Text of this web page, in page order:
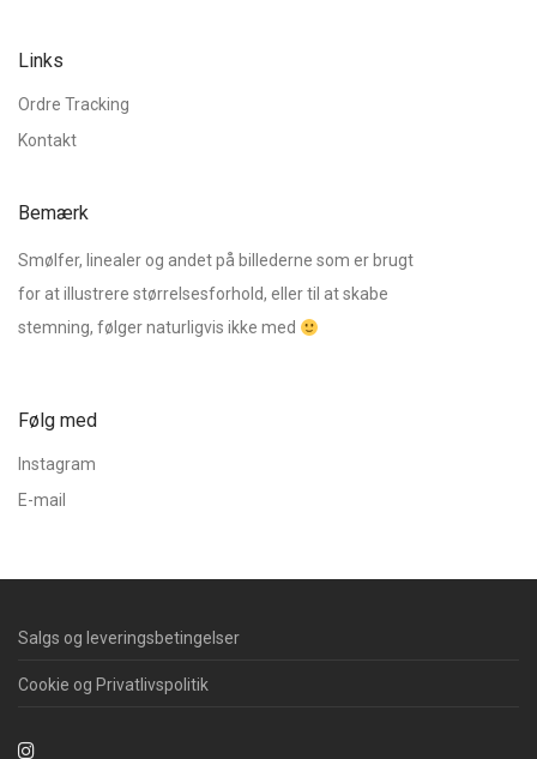
Links
Ordre Tracking
Kontakt
Bemærk
Smølfer, linealer og andet på billederne som er brugt
for at illustrere størrelsesforhold, eller til at skabe
stemning, følger naturligvis ikke med
Følg med
Instagram
E-mail
Salgs og leveringsbetingelser
Cookie og Privatlivspolitik